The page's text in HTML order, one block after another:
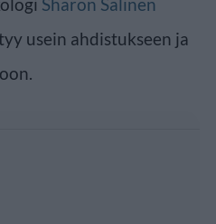
usein ahdistukseen ja